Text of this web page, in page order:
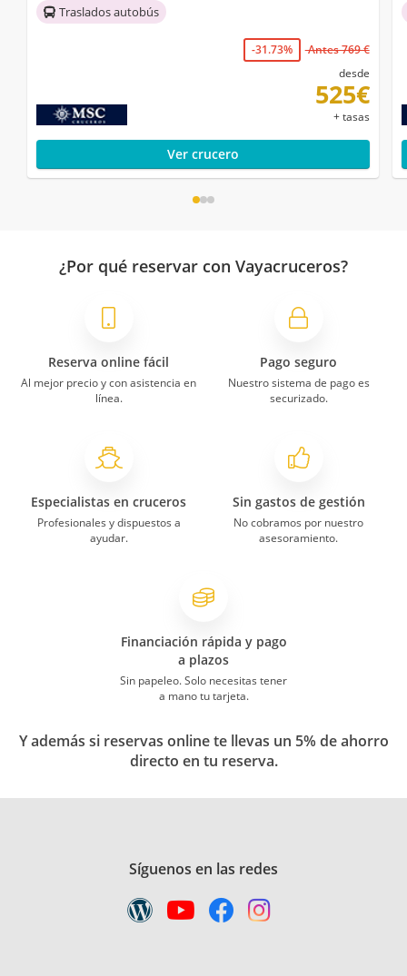
Traslados autobús
-31.73%
Antes 769 €
desde
525€
+ tasas
Ver crucero
¿Por qué reservar con Vayacruceros?
Reserva online fácil
Al mejor precio y con asistencia en
línea.
Pago seguro
Nuestro sistema de pago es
securizado.
Especialistas en cruceros
Profesionales y dispuestos a
ayudar.
Sin gastos de gestión
No cobramos por nuestro
asesoramiento.
Financiación rápida y pago
a plazos
Sin papeleo. Solo necesitas tener
a mano tu tarjeta.
Y además si reservas online te llevas un 5% de ahorro
directo en tu reserva.
Síguenos en las redes